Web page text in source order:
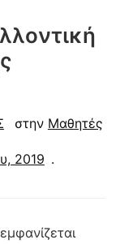
στην Μαθητές
2019 .